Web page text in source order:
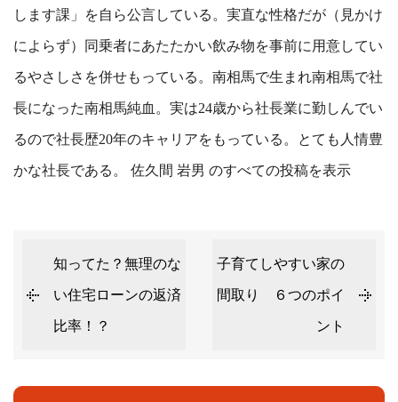
します課」を自ら公言している。実直な性格だが（見かけ
によらず）同乗者にあたたかい飲み物を事前に用意してい
るやさしさを併せもっている。南相馬で生まれ南相馬で社
長になった南相馬純血。実は24歳から社長業に勤しんでい
るので社長歴20年のキャリアをもっている。とても人情豊
かな社長である。 佐久間 岩男 のすべての投稿を表示
知ってた？無理のな
い住宅ローンの返済
比率！？
子育てしやすい家の
間取り ６つのポイ
ント